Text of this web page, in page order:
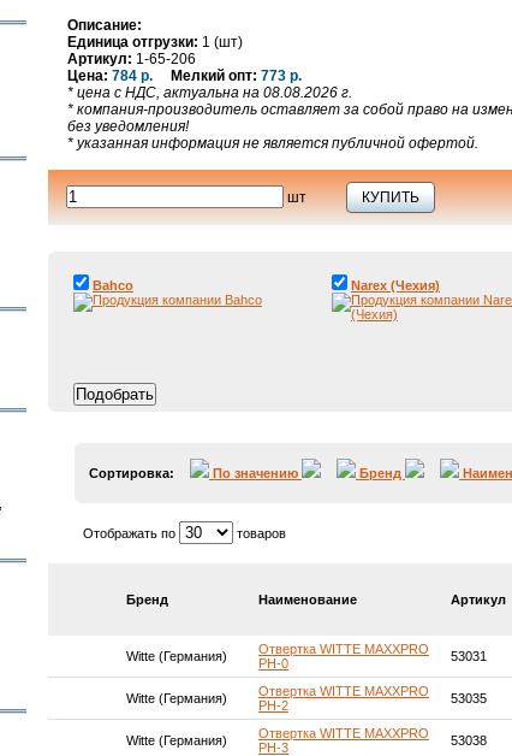
Описание:
Единица отгрузки: 1 (шт)
Артикул: 1-65-206
Цена: 784 р. Мелкий опт: 773 р.
* цена с НДС, актуальна на 08.08.2026 г.
* компания-производитель оставляет за собой право на
без уведомления!
* указанная информация не является публичной офертой.
шт КУПИТЬ
Bahco Narex (Чехия)
Сортировка: По значению Бренд
Отображать по товаров
Бренд Наименование Артикул
Witte (Германия)
Отвертка WITTE MAXXPRO
PH-0
53031
Witte (Германия)
Отвертка WITTE MAXXPRO
PH-2
53035
Witte (Германия)
Отвертка WITTE MAXXPRO
PH-3
53038